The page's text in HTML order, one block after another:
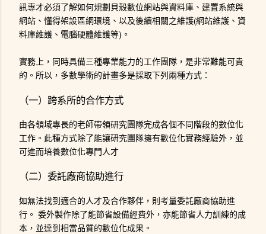
訊專才必須了解如何規劃貝殼數位網站與資料庫、建置系統與
網站、懂得架設區網環境、以及後續相關之維護(網站維護、資
料庫維護、電腦硬體維護等)。
實務上，同時具備三種專業能力的工作團隊，是非常難能可貴
的。所以，多數學術的計畫多是採取下列兩種方式：
（一）跨系所的合作方式
由各領域專長的老師帶領研究團隊完成各個不同階段的數位化
工作。此種方式除了能讓研究團隊擁有數位化實務經驗外，並
可進而培養數位化專門人才
（二）委託廠商協助進行
如無法找到適合的人才及合作夥伴，則考量委託廠商協助進
行。 委外製作除了能節省設備經費外，亦能節省人力訓練的成
本，並達到相當品質的數位化成果。